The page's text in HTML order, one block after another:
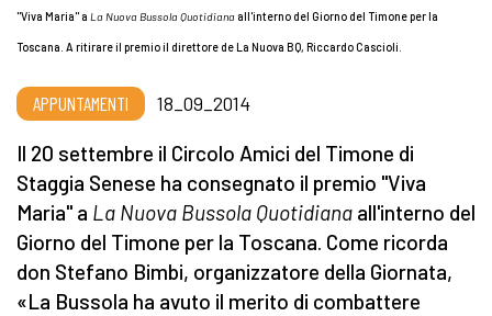
"Viva Maria" a La Nuova Bussola Quotidiana all'interno del Giorno del Timone per la
Toscana. A ritirare il premio il direttore de La Nuova BQ, Riccardo Cascioli.
APPUNTAMENTI 18_09_2014
Il 20 settembre il Circolo Amici del Timone di
Staggia Senese ha consegnato il premio "Viva
Maria" a La Nuova Bussola Quotidiana all'interno del
Giorno del Timone per la Toscana. Come ricorda
don Stefano Bimbi, organizzatore della Giornata,
«La Bussola ha avuto il merito di combattere